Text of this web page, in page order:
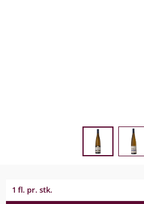
1 fl. pr. stk.